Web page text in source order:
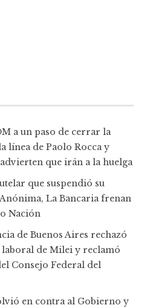
a un paso de cerrar la
línea de Paolo Rocca y
que irán a la huelga
que suspendió su
La Bancaria frenan
Nación
de Buenos Aires rechazó
de Milei y reclamó
Consejo Federal del
en contra al Gobierno y